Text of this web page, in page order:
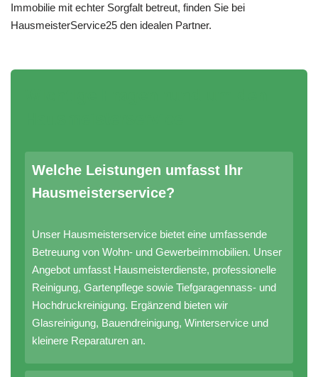
Immobilie mit echter Sorgfalt betreut, finden Sie bei
HausmeisterService25 den idealen Partner.
Welche Leistungen umfasst Ihr
Hausmeisterservice?
Unser Hausmeisterservice bietet eine umfassende
Betreuung von Wohn- und Gewerbeimmobilien. Unser
Angebot umfasst Hausmeisterdienste, professionelle
Reinigung, Gartenpflege sowie Tiefgaragennass- und
Hochdruckreinigung. Ergänzend bieten wir
Glasreinigung, Bauendreinigung, Winterservice und
kleinere Reparaturen an.